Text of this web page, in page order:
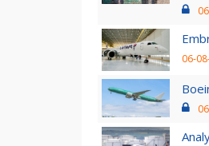
06-